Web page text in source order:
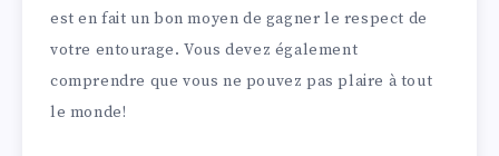
est en fait un bon moyen de gagner le respect de
votre entourage. Vous devez également
comprendre que vous ne pouvez pas plaire à tout
le monde!